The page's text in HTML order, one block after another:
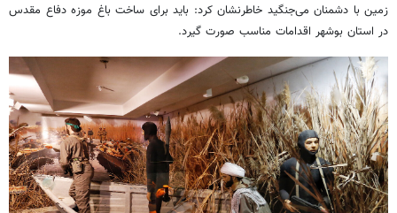
زمین با دشمنان می‌جنگید خاطرنشان کرد: باید برای ساخت باغ موزه دفاع مقدس
در استان بوشهر اقدامات مناسب صورت گیرد.